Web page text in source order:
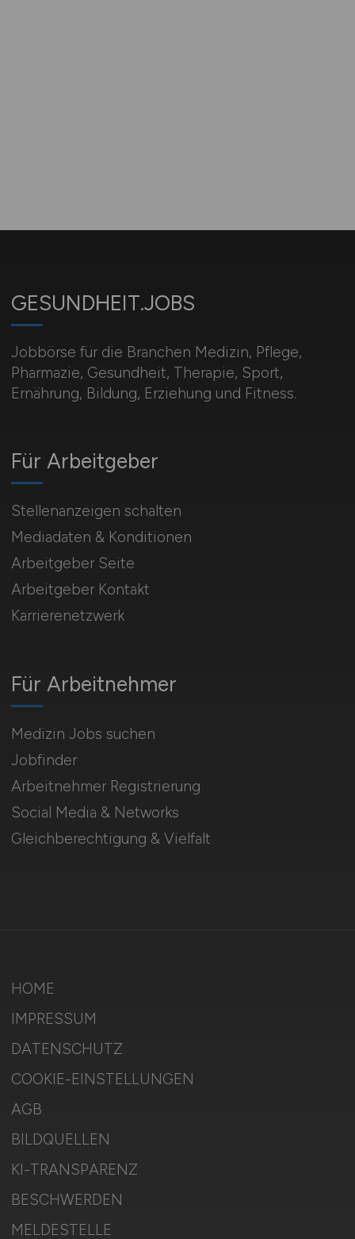
GESUNDHEIT.JOBS
Jobbörse für die Branchen Medizin, Pflege,
Pharmazie, Gesundheit, Therapie, Sport,
Ernährung, Bildung, Erziehung und Fitness.
Für Arbeitnehmer
Medizin Jobs suchen
Jobfinder
Arbeitnehmer Registrierung
Social Media & Networks
Gleichberechtigung & Vielfalt
Für Arbeitgeber
Stellenanzeigen schalten
Mediadaten & Konditionen
Arbeitgeber Seite
Arbeitgeber Kontakt
Karrierenetzwerk
HOME
IMPRESSUM
DATENSCHUTZ
COOKIE-EINSTELLUNGEN
AGB
BILDQUELLEN
KI-TRANSPARENZ
BESCHWERDEN
MELDESTELLE